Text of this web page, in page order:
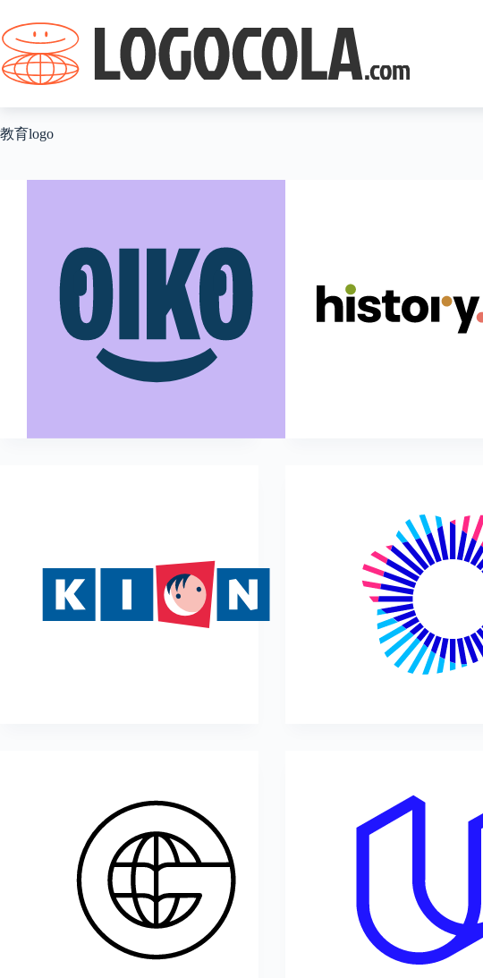
过
内
容
教育logo